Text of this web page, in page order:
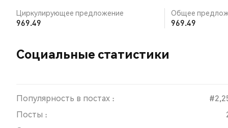
Циркулирующее предложение
969.49
Общее
969.49
Социальные статистики
Популярность в постах :
Посты :